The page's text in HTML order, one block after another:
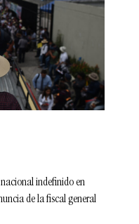
indefinido en
de la fiscal general